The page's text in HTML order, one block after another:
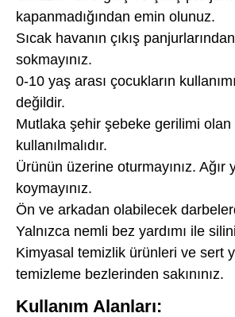
kapanmadığından emin olunuz.
Sıcak havanın çıkış
sokmayınız.
0-10 yaş arası çocukların
değildir.
Mutlaka şehir şebeke gerilimi olan
kullanılmalıdır.
Ürünün üzerine oturmayınız. Ağır
koymayınız.
Ön ve arkadan olabilecek
Yalnızca nemli bez yardımı ile
Kimyasal temizlik ürünleri ve sert
temizleme bezlerinden sakınınız.
Kullanım Alanları: